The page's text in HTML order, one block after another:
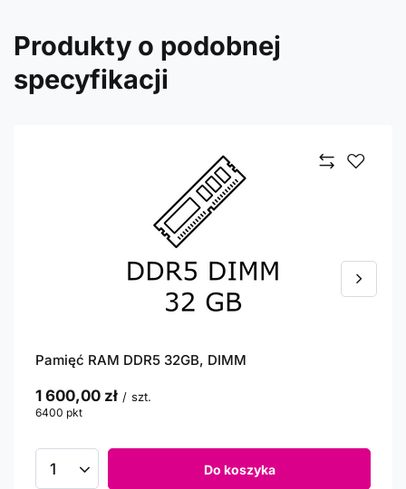
Produkty o podobnej
specyfikacji
Pamięć RAM DDR5 32GB, DIMM
1 600,00 zł / szt.
6400 pkt
Do koszyka